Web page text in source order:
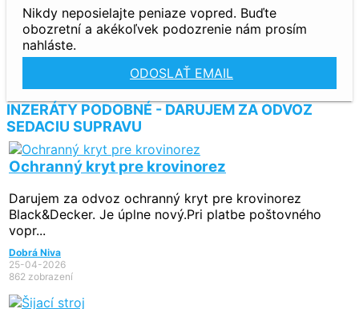
Nikdy neposielajte peniaze vopred. Buďte
obozretní a akékoľvek podozrenie nám prosím
nahláste.
ODOSLAŤ EMAIL
INZERÁTY PODOBNÉ - DARUJEM ZA ODVOZ
SEDACIU SUPRAVU
Ochranný kryt pre krovinorez
Darujem za odvoz ochranný kryt pre krovinorez
Black&Decker. Je úplne nový.Pri platbe poštovného
vopr...
Dobrá Niva
25-04-2026
862 zobrazení